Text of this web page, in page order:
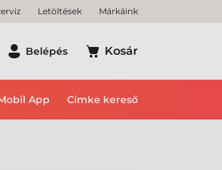
Letöltések Márkáink
Belépés Kosár
App Címke kereső